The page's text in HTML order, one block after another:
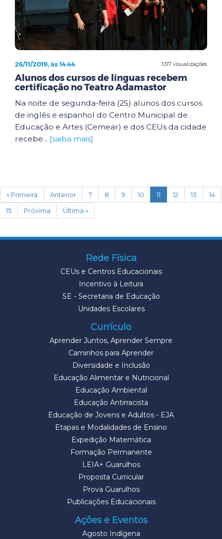
1317 visualizações
26/11/2019, às 14:44
Alunos dos cursos de línguas recebem
certificação no Teatro Adamastor
Na noite de segunda-feira (25) alunos dos cursos
de inglês e espanhol do Centro Municipal de
Educação e Artes (Cemear) e dos CEUs da cidade
recebe... [saiba mais]
« Primeira Anterior 7 8 9 10 11 (current)
12 13
14
15
Próxima Última »
Rede Física
CEUs e Centros Educacionais
Incentivo à Leitura
SE - Secretaria de Educação
Unidades Escolares
Currículo
Aprender Juntos, Aprender Sempre
Caminhos para Aprender
Diversidade e Inclusão
Educação Alimentar e Nutricional
Educação Ambiental
Educação Antirracista
Educação de Jovens e Adultos - EJA
Etapas e Modalidades de Ensino
Expedição Matemática
Formação Permanente
LEIA+ Guarulhos
Proposta Curricular
Prova Guarulhos
Publicações Educacionais
Ações e Eventos
Agosto Indígena